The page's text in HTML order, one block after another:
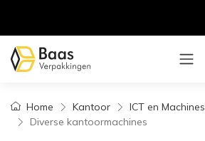
Home Kantoor
ICT en Machines
Diverse kantoormachines